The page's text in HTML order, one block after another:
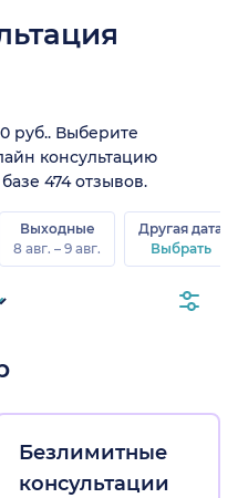
руб.. Выберите
консультацию
474 отзывов.
Выходные
8 авг. – 9 авг.
Другая дата
Выбрать
Безлимитные
консультации